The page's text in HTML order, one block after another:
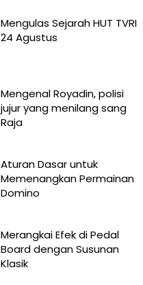
Mengulas Sejarah HUT TVRI
24 Agustus
Mengenal Royadin, polisi
jujur yang menilang sang
Raja
Aturan Dasar untuk
Memenangkan Permainan
Domino
Merangkai Efek di Pedal
Board dengan Susunan
Klasik